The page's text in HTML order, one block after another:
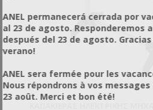
ANEL permanecerá cerrada por
al 23 de agosto. Responderemos
después del 23 de agosto.
verano!
ANEL sera fermée pour les
Nous répondrons à vos
23 août. Merci et bon été!